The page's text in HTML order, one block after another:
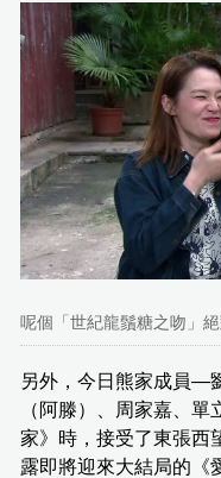
呢個「世紀龍鬚糖之吻」絕
另外，今日熊家成員—
（阿滕）、周家嘉、單
家》時，接受了東張西
露即將迎來大結局的《